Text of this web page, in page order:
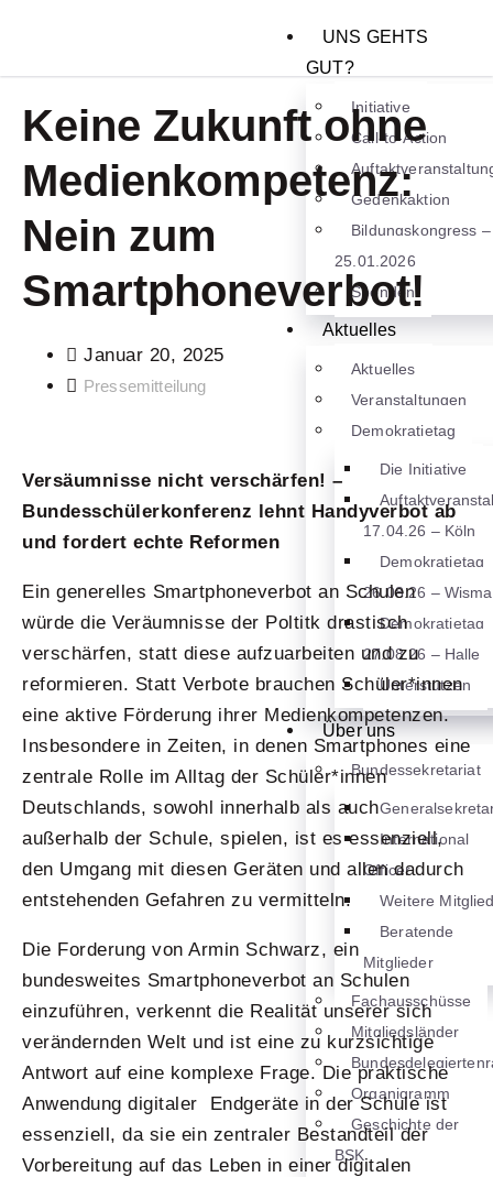
UNS GEHTS
GUT?
Initiative
Call-to-Action
Gedenkaktion
Bildungskongress –
25.01.2026
Spenden
Aktuelles
Aktuelles
Veranstaltungen
Demokratietag
Die Initiative
17.04.26 – Köln
Demokratietag
26.08.26 –
Demokratietag
27.08.26 – Halle
Unterstützen
Über uns
Bundessekretariat
International
Officer
Weitere
Beratende
Mitglieder
Fachausschüsse
Mitgliedsländer
Organigramm
Geschichte der
BSK
Keine Zukunft ohne
Medienkompetenz:
Nein zum
Smartphoneverbot!
Januar 20, 2025
Pressemitteilung
Versäumnisse nicht verschärfen! –
Bundesschülerkonferenz lehnt Handyverbot ab
und fordert echte Reformen
Ein generelles Smartphoneverbot an Schulen
würde die Veräumnisse der Poltitk drastisch
verschärfen, statt diese aufzuarbeiten und zu
reformieren. Statt Verbote brauchen Schüler*innen
eine aktive Förderung ihrer Medienkompetenzen.
Insbesondere in Zeiten, in denen Smartphones eine
zentrale Rolle im Alltag der Schüler*innen
Deutschlands, sowohl innerhalb als auch
außerhalb der Schule, spielen, ist es essenziell,
den Umgang mit diesen Geräten und allen dadurch
entstehenden Gefahren zu vermitteln.
Die Forderung von Armin Schwarz, ein
bundesweites Smartphoneverbot an Schulen
einzuführen, verkennt die Realität unserer sich
verändernden Welt und ist eine zu kurzsichtige
Antwort auf eine komplexe Frage. Die praktische
Anwendung digitaler Endgeräte in der Schule ist
essenziell, da sie ein zentraler Bestandteil der
Vorbereitung auf das Leben in einer digitalen